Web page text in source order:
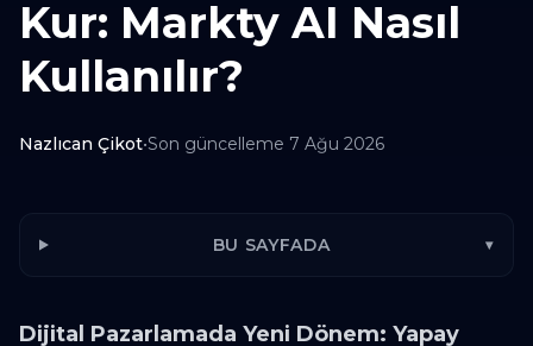
Kur: Markty AI Nasıl
Kullanılır?
Nazlıcan Çikot•Son güncelleme 7 Ağu 2026
BU SAYFADA ▾
Dijital Pazarlamada Yeni Dönem: Yapay